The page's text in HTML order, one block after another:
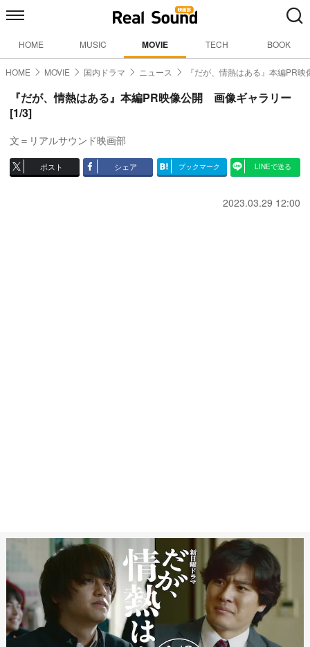
HOME MUSIC MOVIE TECH BOOK
HOME MOVIE 国内ドラマ ニュース 『だが、情熱はある』本編PR映
『だが、情熱はある』本編PR映像公開 画像ギャラリー
[1/3]
文＝リアルサウンド映画部
ポスト シェア ブックマーク LINEで送る
2023.03.29 12:00